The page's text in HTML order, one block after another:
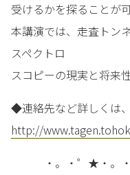
受けるかを探ることが
本講演では、走査トン
スペクトロ
スコピーの現実と将来
◆連絡先など詳しくは
http://
・。・゜★・。・。